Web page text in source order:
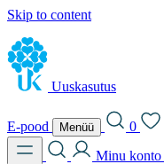
Skip to content
Uuskasutus
E-pood Menüü 0
Minu konto